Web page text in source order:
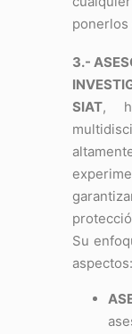
ponerlos
3.-
SIAT,
Su
aspectos: